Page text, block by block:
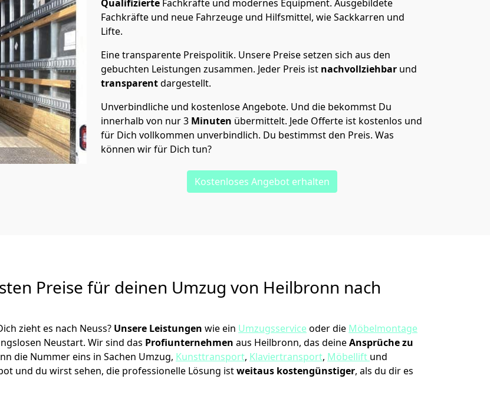
Qualifizierte Fachkräfte und modernes Equipment. Ausgebildete
Fachkräfte und neue Fahrzeuge und Hilfsmittel, wie Sackkarren und
Lifte.
Eine transparente Preispolitik. Unsere Preise setzen sich aus den
gebuchten Leistungen zusammen. Jeder Preis ist nachvollziehbar und
transparentdargestellt.
Unverbindliche und kostenlose Angebote. Und die bekommst Du
innerhalb von nur3 Minuten übermittelt. Jede Offerte ist kostenlos und
für Dich vollkommen unverbindlich. Du bestimmst den Preis. Was
können wir für Dich tun?
Kostenloses Angebot erhalten
Preise für deinen Umzug von Heilbronn nach
zieht es nach Neuss? Unsere Leistungen wie ein Umzugsserviceoder die Möbelmontage
Neustart. Wir sind das Profiunternehmen aus Heilbronn, das deineAnsprüche zu
die Nummer eins in Sachen Umzug, Kunsttransport, Klaviertransport, Möbellift und
und du wirst sehen, die professionelle Lösung istweitaus kostengünstiger, als du dir es